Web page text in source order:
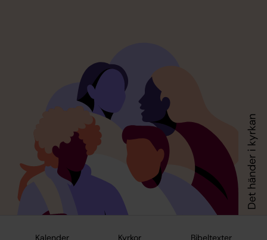
Kalender Kyrkor Bibeltexter